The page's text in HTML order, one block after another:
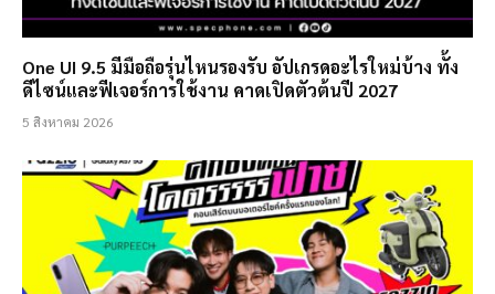
One UI 9.5 มีมือถือรุ่นไหนรองรับ อัปเกรดอะไรใหม่บ้าง ทั้ง
ดีไซน์และฟีเจอร์การใช้งาน คาดเปิดตัวต้นปี 2027
5 สิงหาคม 2026